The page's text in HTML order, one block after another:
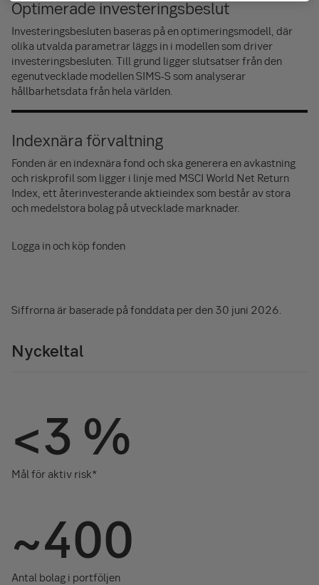
Optimerade investeringsbeslut
Investeringsbesluten baseras på en optimeringsmodell, där
olika utvalda parametrar läggs in i modellen som driver
investeringsbesluten. Till grund ligger slutsatser från den
egenutvecklade modellen SIMS-S som analyserar
hållbarhetsdata från hela världen.
Indexnära förvaltning
Fonden är en indexnära fond och ska generera en avkastning
och riskprofil som ligger i linje med MSCI World Net Return
Index, ett återinvesterande aktieindex som består av stora
och medelstora bolag på utvecklade marknader.
Logga in och köp fonden
Siffrorna är baserade på fonddata per den 30 juni 2026.
Nyckeltal
<3 %
Mål för aktiv risk*
~400
Antal bolag i portföljen